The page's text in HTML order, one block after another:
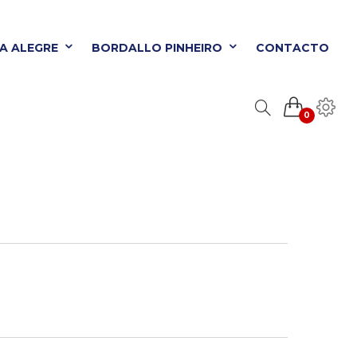
ALEGRE BORDALLO PINHEIRO CONTACTO
0